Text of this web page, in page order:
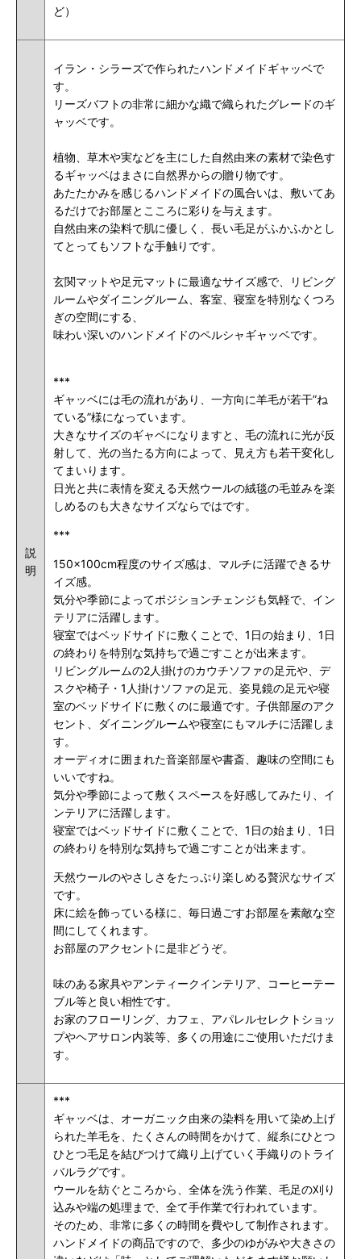
ど）
説
明
イラン・シラーズで作られたハンドメイドギャッベで
す。
リーズバフトの非常に細かな織で織られたグレードのギ
ャッベです。
植物、草木や実などを主にした自然由来の素材で染色す
るギャッベはまさに自然界からの贈り物です。
あたたかみを感じるハンドメイドの風合いは、敷いてあ
るだけでお部屋とこころに彩りを与えます。
自然由来の染料で肌に優しく、長い毛足がふかふかとし
てとってもソフトな手触りです。
玄関マットや足元マットに最適なサイズ感で、リビング
ルームやダイニングルーム、客室、寝室を特別なくつろ
ぎの空間にする、
味わい深いのハンドメイドのペルシャギャッベです。
***
ギャッベには毛の流れがあり、一方向に羊毛が若干”ね
ている”様になっています。
大きなサイズのギャベになりますと、毛の流れに光が反
射して、光の当たる方向によって、見え方も若干変化し
てまいります。
日光と共に表情を変える天然ウールの絨毯の毛並みを楽
しめるのも大きなサイズならではです。
***
150×100cm程度のサイズ感は、マルチに活躍できるサ
イズ感。
気分や季節によってポジションチェンジも気軽で 、イン
テリアに活躍します。
寝室ではベッドサイドに敷くことで、1日の始まり、1日
の終わりを特別な気持ちで過ごすことが出来ます。
リビングルームの2人掛けのカウチソファの足元や、 デ
スクや椅子・1人掛けソファの足元、姿見鏡の足元や寝
室のベッドサイドに敷くのに最適です。 子供部屋のアク
セント、ダイニングルームや寝室にもマルチに活躍しま
す。
オーディオに囲まれた音楽部屋や書斎、趣味の空間にも
いいですね。
気分や季節によって敷くスペースを好感してみたり、イ
ンテリアに活躍します。
寝室ではベッドサイドに敷くことで、1日の始まり、1日
の終わりを特別な気持ちで過ごすことが出来ます。
天然ウールのやさしさをたっぷり楽しめる贅沢なサイズ
です。
床に絵を飾っている様に、毎日過ごすお部屋を素敵な空
間にしてくれます。
お部屋のアクセントに是非どうぞ。
味のある家具やアンティークインテリア、コーヒーテー
ブル等と良い相性です。
お家のフローリング、カフェ、アパレルセレクトショッ
プやヘアサロン内装等、多くの用途にご使用いただけま
す。
***
ギャッベは、オーガニック由来の染料を用いて染め上げ
られた羊毛を、たくさんの時間をかけて、縦糸にひとつ
ひとつ毛足を結びつけて織り上げていく手織りのトライ
バルラグです。
ウールを紡ぐところから、全体を洗う作業、毛足の刈り
込みや端の処理まで、全て手作業で行われています。
そのため、非常に多くの時間を費やして制作されます。
ハンドメイドの商品ですので、多少のゆがみや大きさの